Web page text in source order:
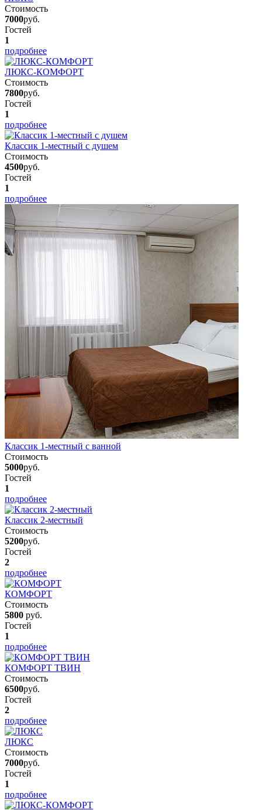
Стоимость
7000руб.
Гостей
1
подробнее
ЛЮКС-КОМФОРТ
Стоимость
7800руб.
Гостей
1
подробнее
Классик 1-местный с душем
Стоимость
4500руб.
Гостей
1
подробнее
Классик 1-местный с ванной
Стоимость
5000руб.
Гостей
1
подробнее
Классик 2-местный
Стоимость
5200руб.
Гостей
2
подробнее
КОМФОРТ
Стоимость
5800 руб.
Гостей
1
подробнее
КОМФОРТ ТВИН
Стоимость
6500руб.
Гостей
2
подробнее
ЛЮКС
Стоимость
7000руб.
Гостей
1
подробнее